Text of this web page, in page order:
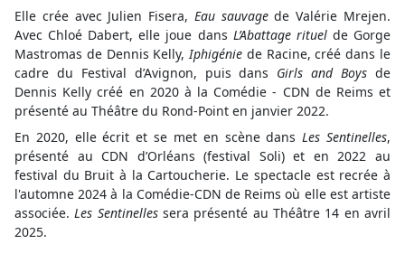
Elle crée avec Julien Fisera, Eau sauvagede Valérie Mrejen.
Avec Chloé Dabert, elle joue dans L’Abattage rituelde Gorge
Mastromas de Dennis Kelly,Iphigénie de Racine, créé dans le
cadre du Festival d’Avignon, puis dans Girls and Boysde
Dennis Kelly créé en 2020 à la Comédie - CDN de Reims et
présenté au Théâtre du Rond-Point en janvier 2022.
En 2020, elle écrit et se met en scène dansLes Sentinelles,
présenté au CDN d’Orléans (festival Soli) et en 2022 au
festival du Bruit à la Cartoucherie. Le spectacle est recrée à
l'automne 2024 à la Comédie-CDN de Reims où elle est artiste
associée.Les Sentinellessera présenté au Théâtre 14 en avril
2025.